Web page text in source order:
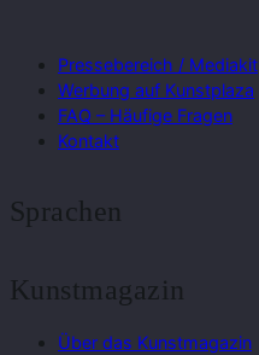
Pressebereich / Mediakit
Werbung auf Kunstplaza
FAQ – Häufige Fragen
Kontakt
Sprachen
Kunstmagazin
Über das Kunstmagazin